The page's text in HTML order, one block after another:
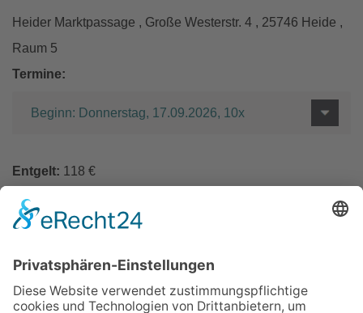
Heider Marktpassage , Große Westerstr. 4 , 25746 Heide ,
Raum 5
Termine:
Beginn: Donnerstag, 17.09.2026, 10x
Entgelt: 118 €
Zurück